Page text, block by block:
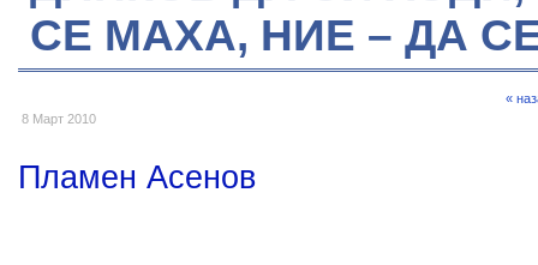
СЕ МАХА, НИЕ – ДА
8 Март 2010
«
Пламен Асенов